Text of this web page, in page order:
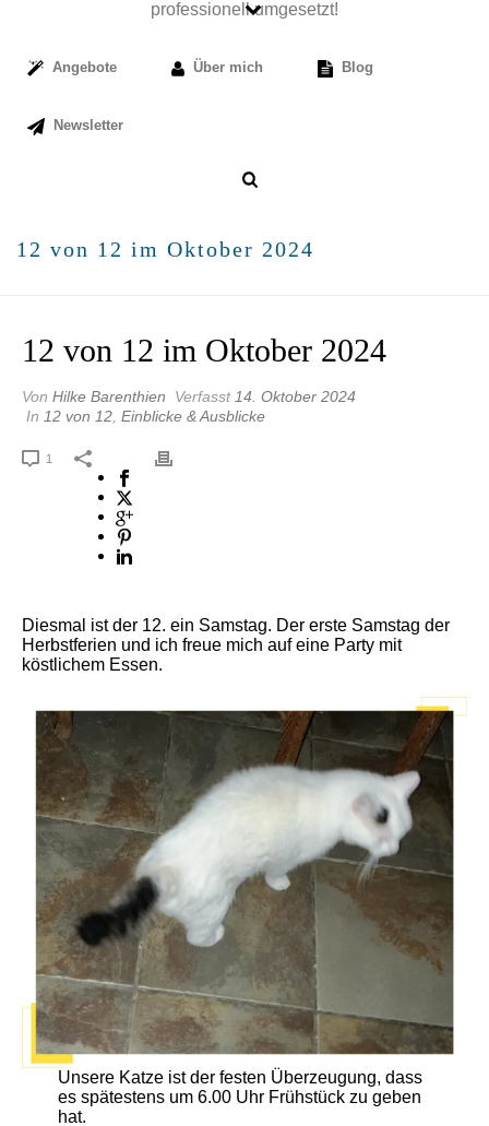
Angebote Über mich Blog
Newsletter
12 von 12 im Oktober 2024
12 von 12 im Oktober 2024
Von Hilke Barenthien Verfasst 14. Oktober 2024
In 12 von 12 Einblicke & Ausblicke
1
Diesmal ist der 12. ein Samstag. Der erste Samstag der
Herbstferien und ich freue mich auf eine Party mit
köstlichem Essen.
Unsere Katze ist der festen Überzeugung, dass
es spätestens um 6.00 Uhr Frühstück zu geben
hat.